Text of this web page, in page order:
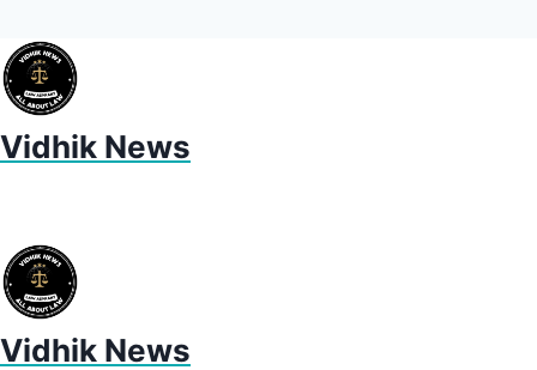
Vidhik News
Vidhik News